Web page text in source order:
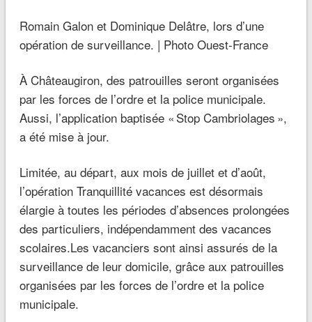
Romain Galon et Dominique Delâtre, lors d’une
opération de surveillance. | Photo Ouest-France
À Châteaugiron, des patrouilles seront organisées
par les forces de l’ordre et la police municipale.
Aussi, l’application baptisée « Stop Cambriolages »,
a été mise à jour.
Limitée, au départ, aux mois de juillet et d’août,
l’opération Tranquillité vacances est désormais
élargie à toutes les périodes d’absences prolongées
des particuliers, indépendamment des vacances
scolaires.Les vacanciers sont ainsi assurés de la
surveillance de leur domicile, grâce aux patrouilles
organisées par les forces de l’ordre et la police
municipale.